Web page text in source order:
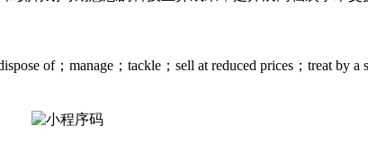
of；manage；tackle；sell at reduced prices；treat by